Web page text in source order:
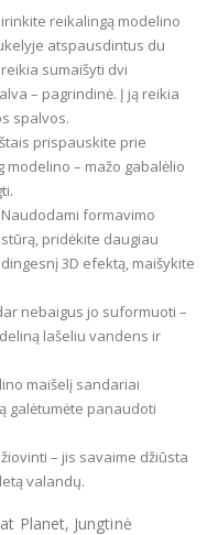
reikalingą modelino
atspausdintus du
sumaišyti dvi
– pagrindinė. Į ją reikia
spalvos.
prispauskite prie
– mažo gabalėlio
formavimo
pridėkite daugiau
3D efektą, maišykite
nebaigus jo suformuoti –
lašeliu vandens ir
maišelį sandariai
galėtumėte panaudoti
– jis savaime džiūsta
valandų.
Planet, Jungtinė